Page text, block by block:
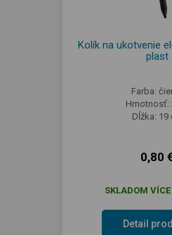
Kolík na ukotvenie
plast
Farba:
Hmotnosť:
Dĺžka: 19
0,80
SKLADOM
Detail